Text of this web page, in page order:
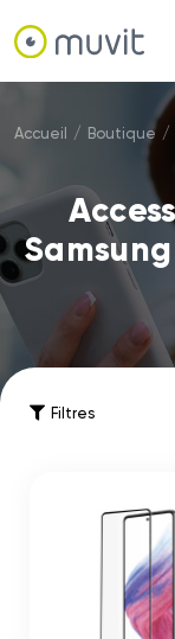
Accueil / Boutique /
Filtres